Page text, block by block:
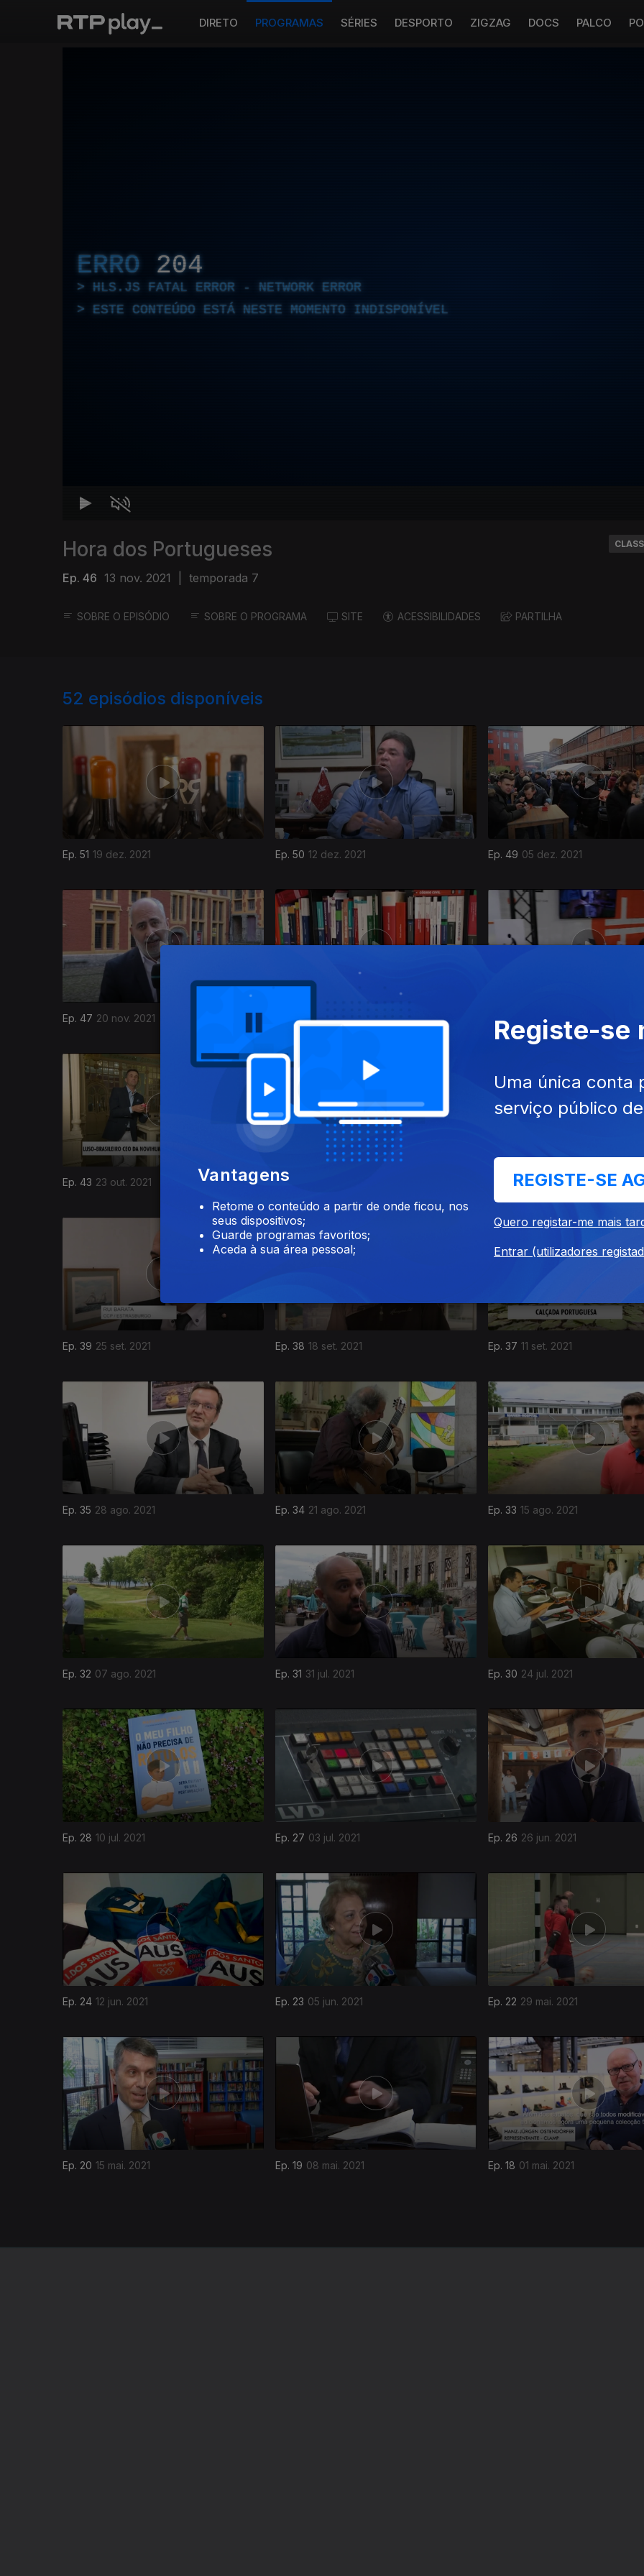
DIRETO PROGRAMAS SÉRIES DESPORTO ZIGZAG DOCS PALCO
ERRO 204
HLS.JS FATAL ERROR - NETWORK ERROR
ESTE CONTEÚDO ESTÁ NESTE MOMENTO INDISPONÍVEL
Hora dos Portugueses
Ep. 46 13 nov. 2021 temporada 7
SOBRE O EPISÓDIO SOBRE O PROGRAMA SITE ACESSIBILIDADES PARTILHA
52 episódios disponíveis
Ep. 51 19 dez. 2021 Ep. 50 12 dez. 2021 Ep. 49 05 dez. 2021
Ep. 47 20 nov. 2021 Ep. 46 13 nov. 2021 Ep. 45 06 nov. 2021
Ep. 43 23 out. 2021 Ep. 42 09 out. 2021
571034
Ep. 39 25 set. 2021 Ep. 38 18 set. 2021 Ep. 37 11 set. 2021
Ep. 35 28 ago. 2021 Ep. 34 21 ago. 2021 Ep. 33 15 ago. 2021
Ep. 32 07 ago. 2021 Ep. 31 31 jul. 2021 Ep. 30 24 jul. 2021
Ep. 28 10 jul. 2021 Ep. 27 03 jul. 2021 Ep. 26 26 jun. 2021
Ep. 24 12 jun. 2021 Ep. 23 05 jun. 2021 Ep. 22 29 mai. 2021
Ep. 20 15 mai. 2021 Ep. 19 08 mai. 2021 Ep. 18 01 mai. 2021
539654
Vantagens
Retome o conteúdo a partir de onde ficou, nos
seus dispositivos;
Guarde programas favoritos;
Aceda à sua área pessoal;
Registe-se
Uma única conta
serviço público
REGISTE-SE
Quero registar-me mais
Entrar (utilizadores